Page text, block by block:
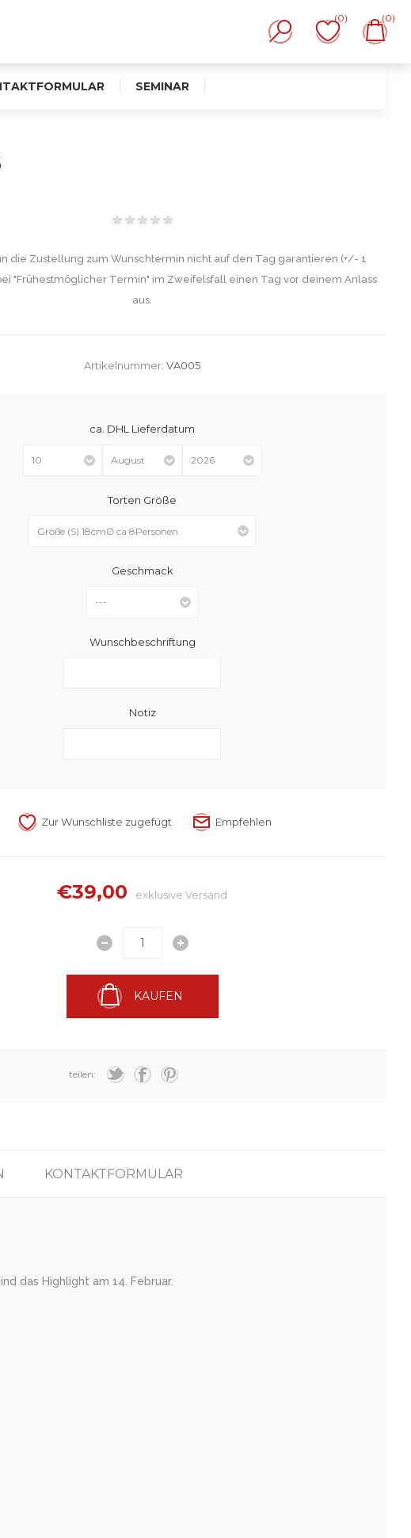
(0) (0)
SEMINAR
die Zustellung zum Wunschtermin nicht auf den Tag garantieren (+/- 1
"Frühestmöglicher Termin" im Zweifelsfall einen Tag vor deinem Anlass
aus.
Artikelnummer: VA005
ca. DHL Lieferdatum
Torten Größe
Geschmack
Wunschbeschriftung
Notiz
€39,00 exklusiveVersand
KAUFEN
teilen:
KONTAKTFORMULAR
das Highlight am 14. Februar.